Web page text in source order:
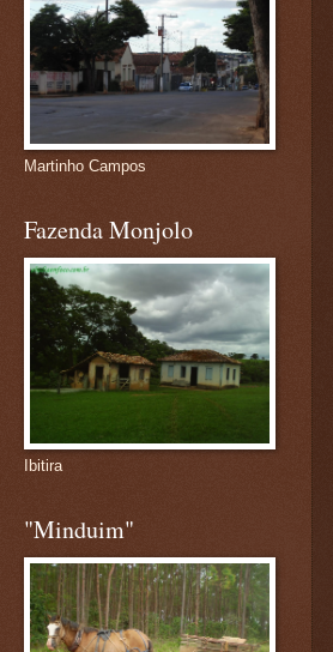
Martinho Campos
Fazenda Monjolo
Ibitira
"Minduim"